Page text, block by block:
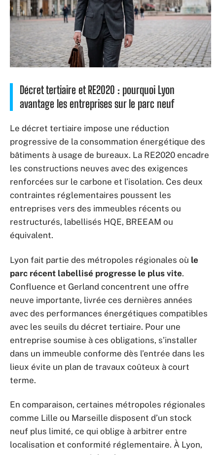
Décret tertiaire et RE2020 : pourquoi Lyon
avantage les entreprises sur le parc neuf
Le décret tertiaire impose une réduction
progressive de la consommation énergétique des
bâtiments à usage de bureaux. La RE2020 encadre
les constructions neuves avec des exigences
renforcées sur le carbone et l’isolation. Ces deux
contraintes réglementaires poussent les
entreprises vers des immeubles récents ou
restructurés, labellisés HQE, BREEAM ou
équivalent.
Lyon fait partie des métropoles régionales où le
parc récent labellisé progresse le plus vite.
Confluence et Gerland concentrent une offre
neuve importante, livrée ces dernières années
avec des performances énergétiques compatibles
avec les seuils du décret tertiaire. Pour une
entreprise soumise à ces obligations, s’installer
dans un immeuble conforme dès l’entrée dans les
lieux évite un plan de travaux coûteux à court
terme.
En comparaison, certaines métropoles régionales
comme Lille ou Marseille disposent d’un stock
neuf plus limité, ce qui oblige à arbitrer entre
localisation et conformité réglementaire. À Lyon,